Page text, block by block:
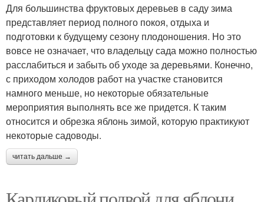
Для большинства фруктовых деревьев в саду зима
представляет период полного покоя, отдыха и
подготовки к будущему сезону плодоношения. Но это
вовсе не означает, что владельцу сада можно полностью
расслабиться и забыть об уходе за деревьями. Конечно,
с приходом холодов работ на участке становится
намного меньше, но некоторые обязательные
мероприятия выполнять все же придется. К таким
относится и обрезка яблонь зимой, которую практикуют
некоторые садоводы.
читать дальше →